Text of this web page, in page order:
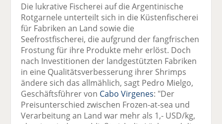
Die lukrative Fischerei auf die Argentinische
Rotgarnele unterteilt sich in die Küstenfischerei
für Fabriken an Land sowie die
Seefrostfischerei, die aufgrund der fangfrischen
Frostung für ihre Produkte mehr erlöst. Doch
nach Investitionen der landgestützten Fabriken
in eine Qualitätsverbesserung ihrer Shrimps
ändere sich das allmählich, sagt Pedro Mielgo,
Geschäftsführer von Cabo Virgenes: "Der
Preisunterschied zwischen Frozen-at-sea und
Verarbeitung an Land war mehr als 1,- USD/kg,